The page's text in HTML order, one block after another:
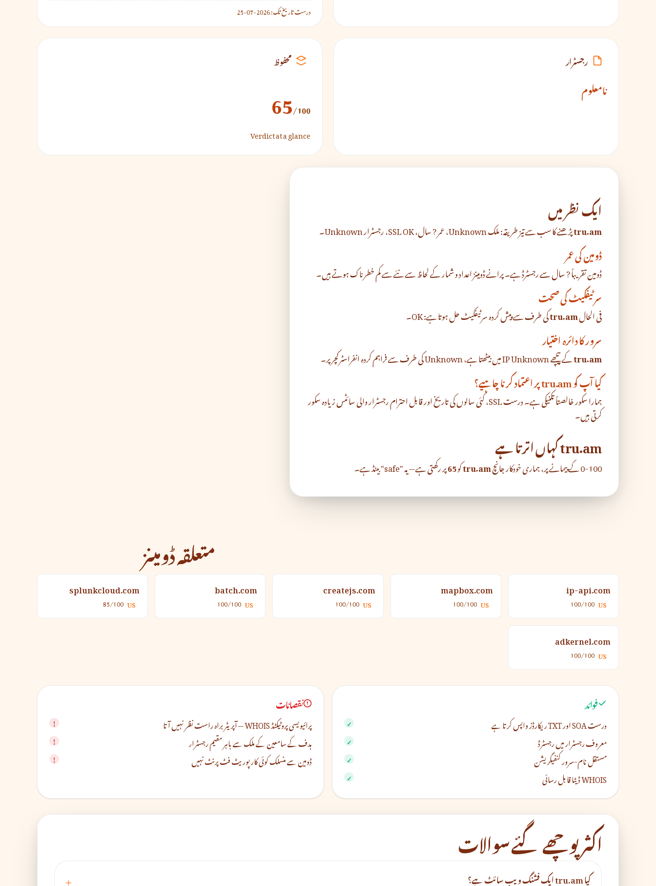
درست تاریخ تک:
رجسٹرار
نامعلوم
محفوظ
65/100
Verdict at a glance
ایک نظر میں
tru.amپڑھنے کا سب سے تیز طریقہ: ملک Unknown، عمر ? سال، SSL OK، رجسٹرار Unknown۔
ڈومین کی عمر
ڈومین تقریباً ? سال سے رجسٹرڈ ہے۔ پرانے ڈومینز اعداد و شمار کے لحاظ سے نئے سے کم خطرناک ہوتے ہیں۔
سرٹیفکیٹ کی صحت
فی الحالtru.amکی طرف سے پیش کردہ سرٹیفکیٹ حل ہوتا ہے: OK۔
سرور کا دائرہ اختیار
tru.amکے پیچھے IP Unknown میں بیٹھتا ہے، Unknown کی طرف سے فراہم کردہ انفراسٹرکچر پر۔
کیا آپ کو tru.am پر اعتماد کرنا چاہیے؟
ہمارا سکور خالصتاً تکنیکی ہے۔ درست SSL، کئی سالوں کی تاریخ اور قابل احترام رجسٹرار والی سائٹس زیادہ سکور
کرتی ہیں۔
tru.am کہاں اترتا ہے
0-100 کے پیمانے پر، ہماری خودکار جانچ tru.amکو65پر رکھتی ہے — یہ "safe" بینڈ ہے۔
متعلقہ ڈومینز
ip-api.com
US
100/100
mapbox.com
US
100/100
createjs.com
US
100/100
batch.com
US
100/100
splunkcloud.com
US
85/100
adkernel.com
US
100/100
فوائد
درست SOA اور TXT ریکارڈز واپس کرتا ہے
معروف رجسٹرار میں رجسٹرڈ
مستقل نام-سرور کنفیگریشن
WHOIS ڈیٹا قابل رسائی
نقصانات
پرائیویسی پروٹیکٹڈ WHOIS — آپریٹر براہ راست نظر نہیں آتا
ہدف کے سامعین کے ملک سے باہر مقیم رجسٹرار
ڈومین سے منسلک کوئی کارپوریٹ فٹ پرنٹ نہیں
اکثر پوچھے گئے سوالات
کیا tru.am ایک فشنگ ویب سائٹ ہے؟